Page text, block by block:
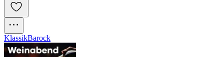
KlassikBarock